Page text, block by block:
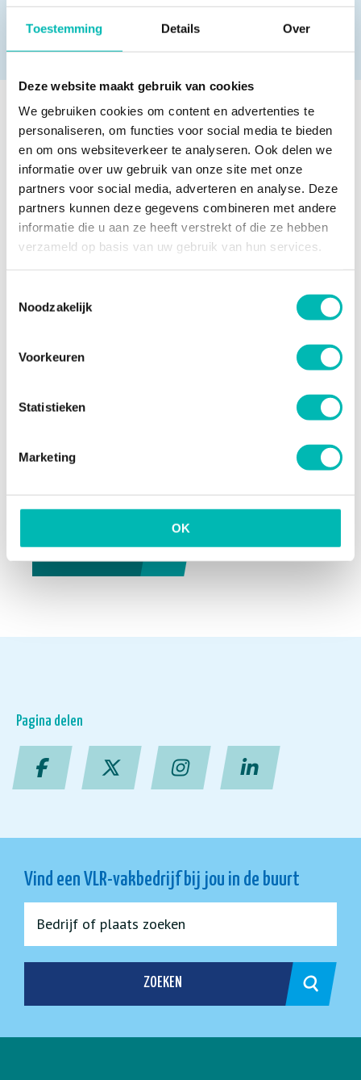
Toestemming Details Over
Deze website maakt gebruik van cookies
We gebruiken cookies om content en advertenties te
personaliseren, om functies voor social media te bieden
en om ons websiteverkeer te analyseren. Ook delen we
informatie over uw gebruik van onze site met onze
partners voor social media, adverteren en analyse. Deze
partners kunnen deze gegevens combineren met andere
informatie die u aan ze heeft verstrekt of die ze hebben
verzameld op basis van uw gebruik van hun services.
Noodzakelijk
Voorkeuren
Statistieken
Marketing
OK
Meer nieuws
Waarom liften bij extreme
hitte tijdelijk stilvallen
6 AUGUSTUS 2026
Pagina delen
Vind een VLR-vakbedrijf bij jou in de buurt
ZOEKEN